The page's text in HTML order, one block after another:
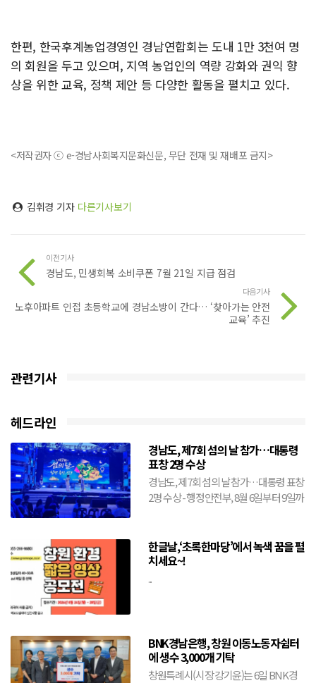
한편, 한국후계농업경영인 경남연합회는 도내 1만 3천여 명
의 회원을 두고 있으며, 지역 농업인의 역량 강화와 권익 향
상을 위한 교육, 정책 제안 등 다양한 활동을 펼치고 있다.
<저작권자 ⓒ e-경남사회복지문화신문, 무단 전재 및 재배포 금지>
김휘경 기자 다른기사보기
이전기사
경남도, 민생회복 소비쿠폰 7월 21일 지급 점검
다음기사
노후아파트 인접 초등학교에 경남소방이 간다… ‘찾아가는 안전
교육’ 추진
관련기사
헤드라인
경남도, 제7회 섬의 날 참가…대통령
표창 2명 수상
경남도, 제7회 섬의 날 참가…대통령 표창
2명 수상 - 행정안전부, 8월 6일부터 9일까
한글날,‘초록한마당’에서 녹색 꿈을 펼
치세요~!
...
BNK경남은행, 창원 이동노동자쉼터
에 생수 3,000개 기탁
창원특례시(시장 강기윤)는 6일 BNK경